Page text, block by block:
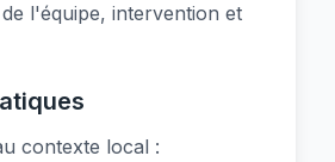
l'équipe, intervention et
contexte local :